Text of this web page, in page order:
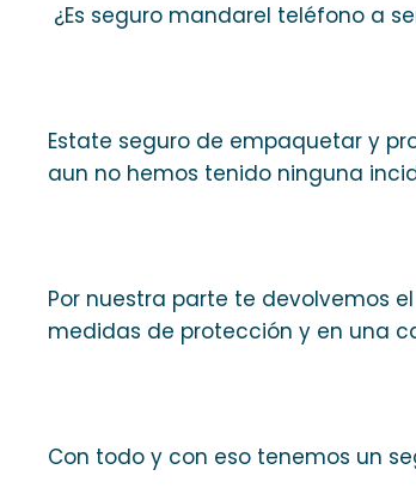
¿Es seguro mandarel teléfono a
Estate seguro de empaquetar y
aun no hemos tenido ninguna
Por nuestra parte te devolvemos
medidas de protección y en una
Con todo y con eso tenemos un